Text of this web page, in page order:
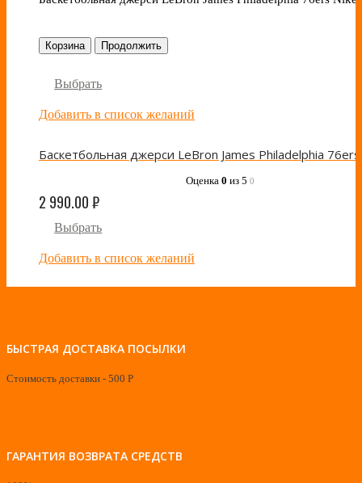
Корзина Продолжить
Выбрать
Добавить в список желаний
Оценка 0 из 5 0
2 990.00₽
Выбрать
Добавить в список желаний
БЫСТРАЯ ДОСТАВКА ПОСЫЛКИ
Стоимость доставки - 500 Р
ГАРАНТИЯ ВОЗВРАТА СРЕДСТВ